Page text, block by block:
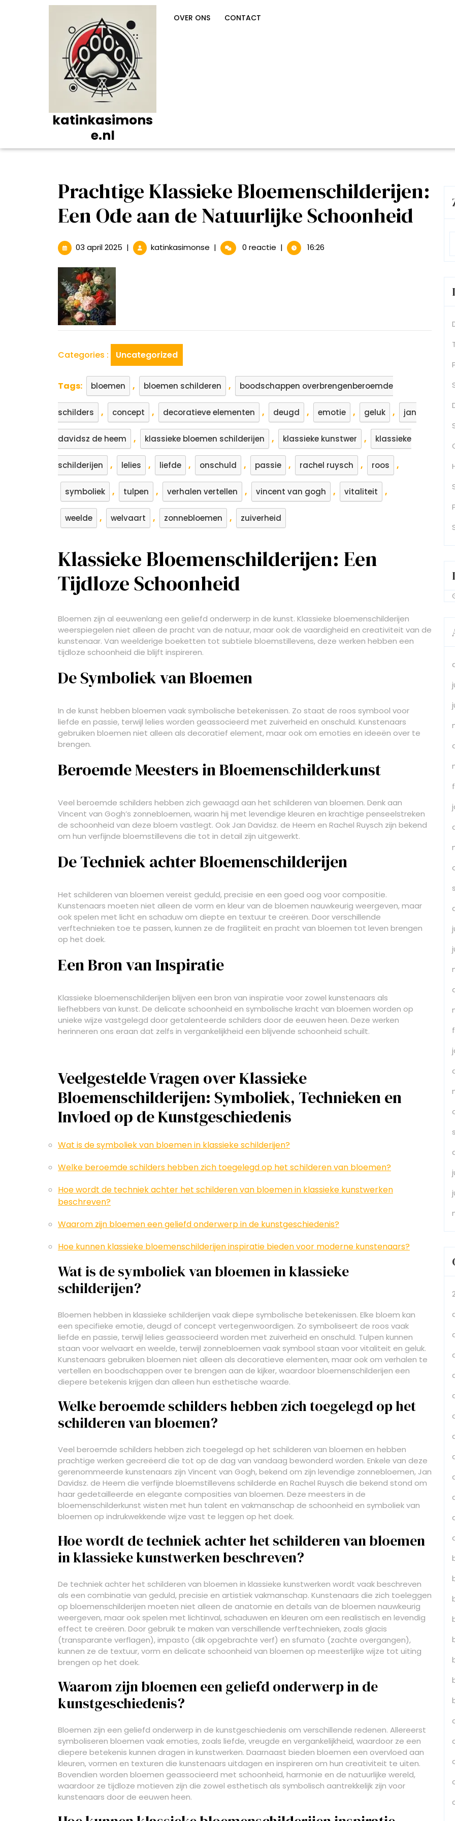
katinkasimons
e.nl
OVER ONS CONTACT
Prachtige Klassieke Bloemenschilderijen:
Een Ode aan de Natuurlijke Schoonheid
03 april 2025 03
april
| katinkasimonse Prachtige
Klassieke
Schoonheid
| 0 reactie | 16:26
Categories : Uncategorized
Tags: bloemen , bloemen schilderen , boodschappen overbrengenberoemde
schilders , concept , decoratieve elementen , deugd , emotie , geluk , jan
davidsz de heem , klassieke bloemen schilderijen , klassieke kunstwer , klassieke
schilderijen , lelies , liefde , onschuld , passie , rachel ruysch , roos ,
symboliek , tulpen , verhalen vertellen , vincent van gogh , vitaliteit ,
weelde , welvaart , zonnebloemen , zuiverheid
Klassieke Bloemenschilderijen: Een
Tijdloze Schoonheid
Bloemen zijn al eeuwenlang een geliefd onderwerp in de kunst. Klassieke bloemenschilderijen
weerspiegelen niet alleen de pracht van de natuur, maar ook de vaardigheid en creativiteit van de
kunstenaar. Van weelderige boeketten tot subtiele bloemstillevens, deze werken hebben een
tijdloze schoonheid die blijft inspireren.
De Symboliek van Bloemen
In de kunst hebben bloemen vaak symbolische betekenissen. Zo staat de roos symbool voor
liefde en passie, terwijl lelies worden geassocieerd met zuiverheid en onschuld. Kunstenaars
gebruiken bloemen niet alleen als decoratief element, maar ook om emoties en ideeën over te
brengen.
Beroemde Meesters in Bloemenschilderkunst
Veel beroemde schilders hebben zich gewaagd aan het schilderen van bloemen. Denk aan
Vincent van Gogh’s zonnebloemen, waarin hij met levendige kleuren en krachtige penseelstreken
de schoonheid van deze bloem vastlegt. Ook Jan Davidsz. de Heem en Rachel Ruysch zijn bekend
om hun verfijnde bloemstillevens die tot in detail zijn uitgewerkt.
De Techniek achter Bloemenschilderijen
Het schilderen van bloemen vereist geduld, precisie en een goed oog voor compositie.
Kunstenaars moeten niet alleen de vorm en kleur van de bloemen nauwkeurig weergeven, maar
ook spelen met licht en schaduw om diepte en textuur te creëren. Door verschillende
verftechnieken toe te passen, kunnen ze de fragiliteit en pracht van bloemen tot leven brengen
op het doek.
Een Bron van Inspiratie
Klassieke bloemenschilderijen blijven een bron van inspiratie voor zowel kunstenaars als
liefhebbers van kunst. De delicate schoonheid en symbolische kracht van bloemen worden op
unieke wijze vastgelegd door getalenteerde schilders door de eeuwen heen. Deze werken
herinneren ons eraan dat zelfs in vergankelijkheid een blijvende schoonheid schuilt.
Veelgestelde Vragen over Klassieke
Bloemenschilderijen: Symboliek, Technieken en
Invloed op de Kunstgeschiedenis
Wat is de symboliek van bloemen in klassieke schilderijen?
Welke beroemde schilders hebben zich toegelegd op het schilderen van bloemen?
Hoe wordt de techniek achter het schilderen van bloemen in klassieke kunstwerken
beschreven?
Waarom zijn bloemen een geliefd onderwerp in de kunstgeschiedenis?
Hoe kunnen klassieke bloemenschilderijen inspiratie bieden voor moderne kunstenaars?
Wat is de symboliek van bloemen in klassieke
schilderijen?
Bloemen hebben in klassieke schilderijen vaak diepe symbolische betekenissen. Elke bloem kan
een specifieke emotie, deugd of concept vertegenwoordigen. Zo symboliseert de roos vaak
liefde en passie, terwijl lelies geassocieerd worden met zuiverheid en onschuld. Tulpen kunnen
staan voor welvaart en weelde, terwijl zonnebloemen vaak symbool staan voor vitaliteit en geluk.
Kunstenaars gebruiken bloemen niet alleen als decoratieve elementen, maar ook om verhalen te
vertellen en boodschappen over te brengen aan de kijker, waardoor bloemenschilderijen een
diepere betekenis krijgen dan alleen hun esthetische waarde.
Welke beroemde schilders hebben zich toegelegd op het
schilderen van bloemen?
Veel beroemde schilders hebben zich toegelegd op het schilderen van bloemen en hebben
prachtige werken gecreëerd die tot op de dag van vandaag bewonderd worden. Enkele van deze
gerenommeerde kunstenaars zijn Vincent van Gogh, bekend om zijn levendige zonnebloemen, Jan
Davidsz. de Heem die verfijnde bloemstillevens schilderde en Rachel Ruysch die bekend stond om
haar gedetailleerde en elegante composities van bloemen. Deze meesters in de
bloemenschilderkunst wisten met hun talent en vakmanschap de schoonheid en symboliek van
bloemen op indrukwekkende wijze vast te leggen op het doek.
Hoe wordt de techniek achter het schilderen van bloemen
in klassieke kunstwerken beschreven?
De techniek achter het schilderen van bloemen in klassieke kunstwerken wordt vaak beschreven
als een combinatie van geduld, precisie en artistiek vakmanschap. Kunstenaars die zich toeleggen
op bloemenschilderijen moeten niet alleen de anatomie en details van de bloemen nauwkeurig
weergeven, maar ook spelen met lichtinval, schaduwen en kleuren om een realistisch en levendig
effect te creëren. Door gebruik te maken van verschillende verftechnieken, zoals glacis
(transparante verflagen), impasto (dik opgebrachte verf) en sfumato (zachte overgangen),
kunnen ze de textuur, vorm en delicate schoonheid van bloemen op meesterlijke wijze tot uiting
brengen op het doek.
Waarom zijn bloemen een geliefd onderwerp in de
kunstgeschiedenis?
Bloemen zijn een geliefd onderwerp in de kunstgeschiedenis om verschillende redenen. Allereerst
symboliseren bloemen vaak emoties, zoals liefde, vreugde en vergankelijkheid, waardoor ze een
diepere betekenis kunnen dragen in kunstwerken. Daarnaast bieden bloemen een overvloed aan
kleuren, vormen en texturen die kunstenaars uitdagen en inspireren om hun creativiteit te uiten.
Bovendien worden bloemen geassocieerd met schoonheid, harmonie en de natuurlijke wereld,
waardoor ze tijdloze motieven zijn die zowel esthetisch als symbolisch aantrekkelijk zijn voor
kunstenaars door de eeuwen heen.